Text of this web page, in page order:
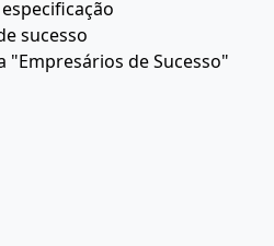
sucesso
de Sucesso"